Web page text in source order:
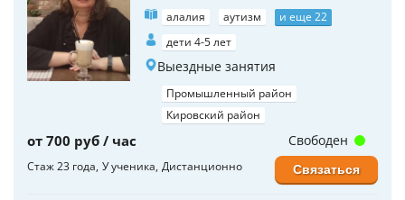
алалия аутизм
и еще 22
дети 4-5 лет
Выездные занятия
Промышленный район
Кировский район
от 700 руб / час
Стаж 23 года У ученика Дистанционно
Свободен
Связаться